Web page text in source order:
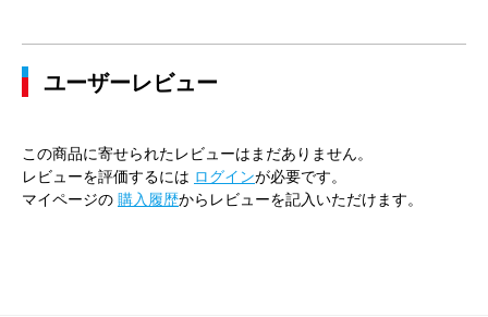
ユーザーレビュー
この商品に寄せられたレビューはまだありません。
レビューを評価するには ログインが必要です。
マイページの 購入履歴からレビューを記入いただけます。